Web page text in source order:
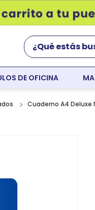
¿Qué estás
DE OFICINA
Cuaderno A4 Deluxe
world english